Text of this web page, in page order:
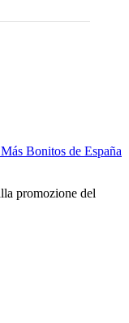
Bonitos de España
promozione del